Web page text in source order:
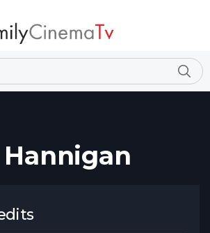
Alyson Hannigan